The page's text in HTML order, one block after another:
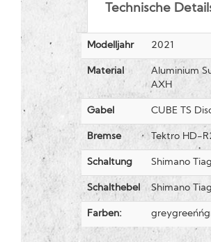
Technische
Modelljahr 2021
Material
Aluminium
AXH
Gabel CUBE TS
Bremse Tektro HD-
Schaltung Shimano
Schalthebel Shimano
Farben: